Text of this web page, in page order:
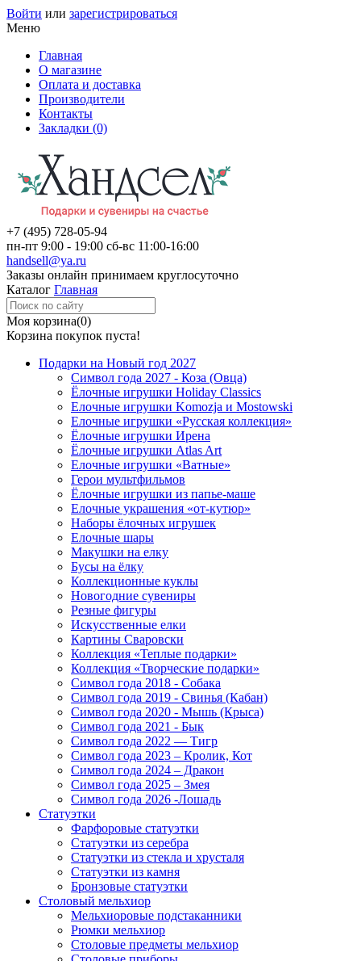
Войти или зарегистрироваться
Меню
Главная
О магазине
Оплата и доставка
Производители
Контакты
Закладки (0)
+7 (495) 728-05-94
пн-пт 9:00 - 19:00 сб-вс 11:00-16:00
handsell@ya.ru
Заказы онлайн принимаем круглосуточно
Каталог Главная
Моя корзина(0)
Корзина покупок пуста!
Подарки на Новый год 2027
Символ года 2027 - Коза (Овца)
Ёлочные игрушки Holiday Classics
Елочные игрушки Komozja и Mostowski
Елочные игрушки «Русская коллекция»
Ёлочные игрушки Ирена
Ёлочные игрушки Atlas Art
Елочные игрушки «Ватные»
Герои мультфильмов
Ёлочные игрушки из папье-маше
Елочные украшения «от-кутюр»
Наборы ёлочных игрушек
Елочные шары
Макушки на елку
Бусы на ёлку
Коллекционные куклы
Новогодние сувениры
Резные фигуры
Искусственные елки
Картины Сваровски
Коллекция «Теплые подарки»
Коллекция «Творческие подарки»
Символ года 2018 - Собака
Символ года 2019 - Свинья (Кабан)
Символ года 2020 - Мышь (Крыса)
Символ года 2021 - Бык
Символ года 2022 — Тигр
Символ года 2023 – Кролик, Кот
Символ года 2024 – Дракон
Символ года 2025 – Змея
Символ года 2026 -Лошадь
Статуэтки
Фарфоровые статуэтки
Статуэтки из серебра
Статуэтки из стекла и хрусталя
Статуэтки из камня
Бронзовые статуэтки
Столовый мельхиор
Мельхиоровые подстаканники
Рюмки мельхиор
Столовые предметы мельхиор